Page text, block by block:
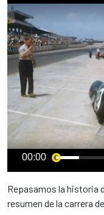
00:00
Repasamos la historia
resumen de la carrera